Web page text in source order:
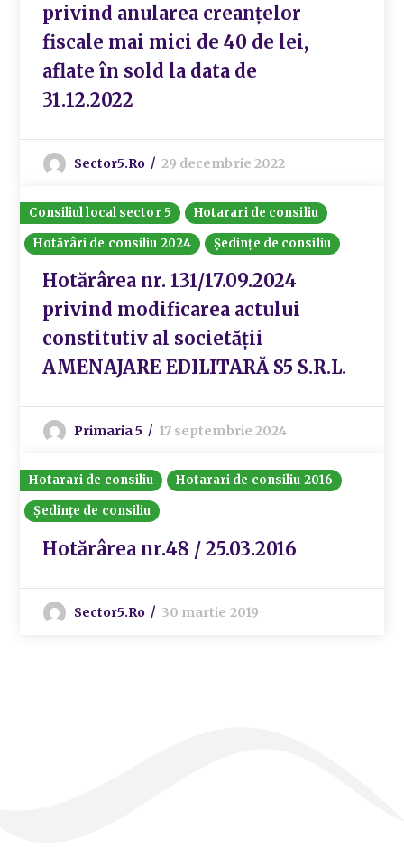
privind anularea creanțelor
fiscale mai mici de 40 de lei,
aflate în sold la data de
31.12.2022
Sector5.ro 29 decembrie 2022
Consiliul local sector 5
Hotarari de consiliu
Hotărâri de consiliu 2024
Ședințe de consiliu
Hotărârea nr. 131/17.09.2024
privind modificarea actului
constitutiv al societății
AMENAJARE EDILITARĂ S5 S.R.L.
Primaria 5 17 septembrie 2024
Hotarari de consiliu
Hotarari de consiliu 2016
Ședințe de consiliu
Hotărârea nr.48 / 25.03.2016
Sector5.ro 30 martie 2019